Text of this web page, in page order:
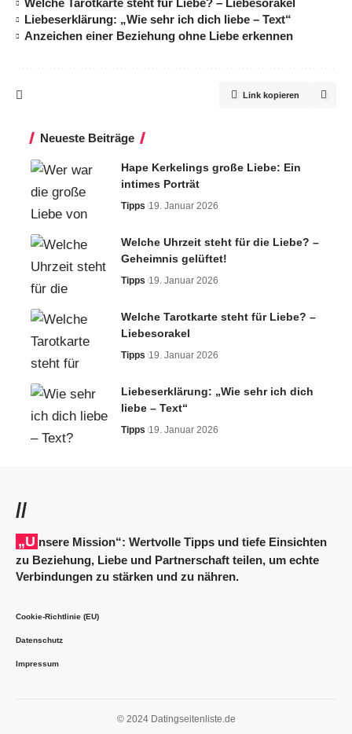
Welche Tarotkarte steht für Liebe? – Liebesorakel
Liebeserklärung: „Wie sehr ich dich liebe – Text“
Anzeichen einer Beziehung ohne Liebe erkennen
Link kopieren
Neueste Beiträge
Hape Kerkelings große Liebe: Ein
intimes Porträt
Tipps 19. Januar 2026
Welche Uhrzeit steht für die Liebe? –
Geheimnis gelüftet!
Tipps 19. Januar 2026
Welche Tarotkarte steht für Liebe? –
Liebesorakel
Tipps 19. Januar 2026
Liebeserklärung: „Wie sehr ich dich
liebe – Text“
Tipps 19. Januar 2026
//
„Unsere Mission“: Wertvolle Tipps und tiefe Einsichten
zu Beziehung, Liebe und Partnerschaft teilen, um echte
Verbindungen zu stärken und zu nähren.
Cookie-Richtlinie (EU)
Datenschutz
Impressum
© 2024 Datingseitenliste.de